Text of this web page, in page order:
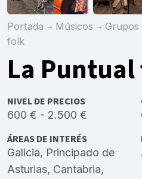
Portada Músicos Grupos
folk
La
NIVEL DE PRECIOS
600 € - 2.500 €
ÁREAS DE INTERÉS
Galicia, Principado de
Asturias, Cantabria,